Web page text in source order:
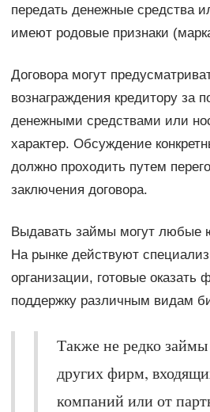
передать денежные средства
имеют родовые признаки
Договора могут
вознаграждения кредитору за
денежными средствами или
характер. Обсуждение
должно проходить путем
заключения договора.
Выдавать займы могут любые
На рынке действуют
организации, готовые оказать
поддержку различным видам
Также не редко
других фирм,
компаний или от